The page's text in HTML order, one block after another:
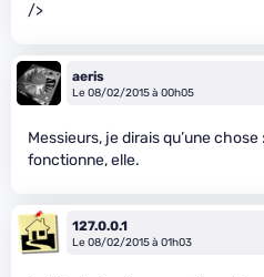
/>
aeris
Le 08/02/2015 à 00h05
Messieurs, je dirais qu’une
fonctionne, elle.
127.0.0.1
Le 08/02/2015 à 01h03